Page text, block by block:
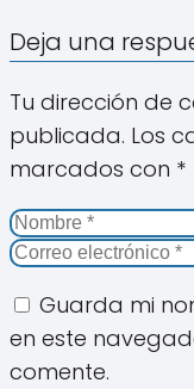
Deja una
Tu dirección de
publicada. Los
marcados con *
Guarda mi
en este
comente.